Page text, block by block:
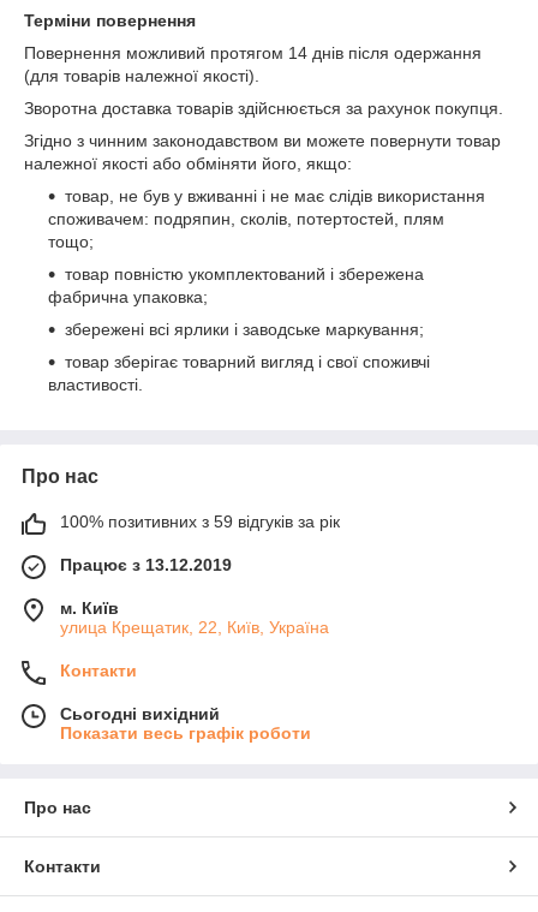
Терміни повернення
Повернення можливий протягом 14 днів після одержання
(для товарів належної якості).
Зворотна доставка товарів здійснюється за рахунок покупця.
Згідно з чинним законодавством ви можете повернути товар
належної якості або обміняти його, якщо:
товар, не був у вживанні і не має слідів використання
споживачем: подряпин, сколів, потертостей, плям
тощо;
товар повністю укомплектований і збережена
фабрична упаковка;
збережені всі ярлики і заводське маркування;
товар зберігає товарний вигляд і свої споживчі
властивості.
Про нас
100% позитивних з 59 відгуків за рік
Працює з 13.12.2019
м. Київ
улица Крещатик, 22, Київ, Україна
Контакти
Сьогодні вихідний
Показати весь графік роботи
Про нас
Контакти